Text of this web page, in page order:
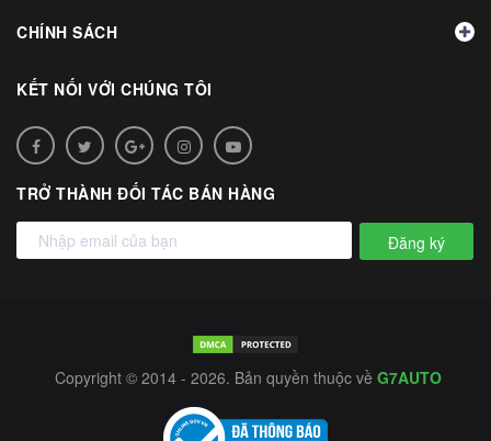
CHÍNH SÁCH
KẾT NỐI VỚI CHÚNG TÔI
TRỞ THÀNH ĐỐI TÁC BÁN HÀNG
Đăng ký
Copyright © 2014 - 2026. Bản quyền thuộc về G7AUTO